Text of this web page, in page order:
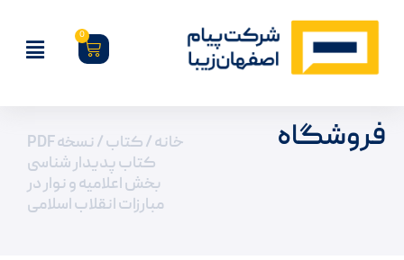
0
فروشگاه خانه/کتاب
/ نسخه PDF
کتاب پدیدار شناسی
بخش اعلامیه و نوار در
مبارزات انقلاب اسلامی